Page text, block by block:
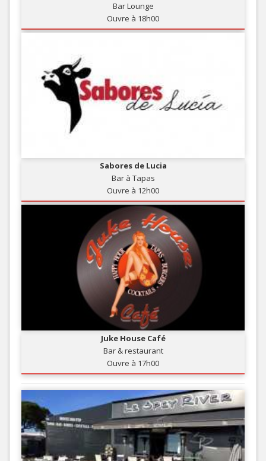
Bar Lounge
Ouvre à 18h00
Sabores de Lucia
Bar à Tapas
Ouvre à 12h00
Juke House Café
Bar & restaurant
Ouvre à 17h00